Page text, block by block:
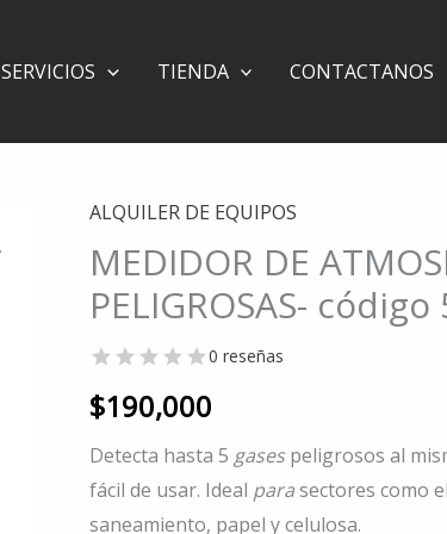
SERVICIOS TIENDA CONTACTANOS
ALQUILER DE EQUIPOS
MEDIDOR DE
PELIGROSAS- código
0 reseñas
$190,000
Detecta hasta 5 gasespeligrosos al
fácil de usar. Ideal parasectores como
saneamiento, papel y celulosa.